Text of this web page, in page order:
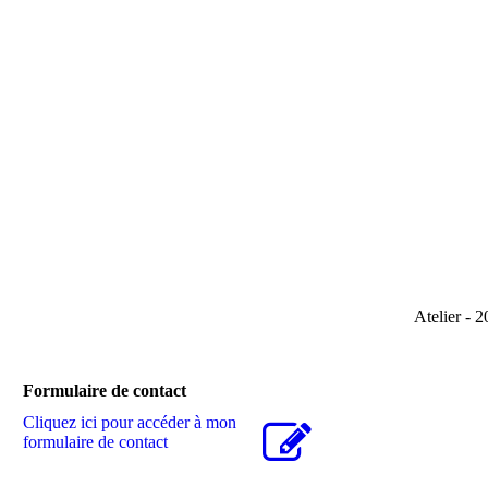
Atelier -
Formulaire de contact
Cliquez ici pour accéder à mon
formulaire de contact